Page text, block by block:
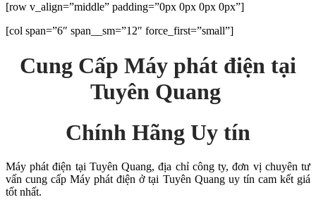
[row v_align=”middle” padding=”0px 0px 0px 0px”]
[col span=”6″ span__sm=”12″ force_first=”small”]
Cung Cấp Máy phát điện tại
Tuyên Quang
Chính Hãng Uy tín
Máy phát điện tại Tuyên Quang, địa chỉ công ty, đơn vị chuyên tư
vấn cung cấp Máy phát điện ở tại Tuyên Quang uy tín cam kết giá
tốt nhất.